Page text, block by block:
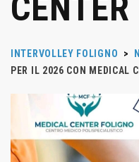
INTERVOLLEY FOLIGNO >
PER IL 2026 CON MEDICAL